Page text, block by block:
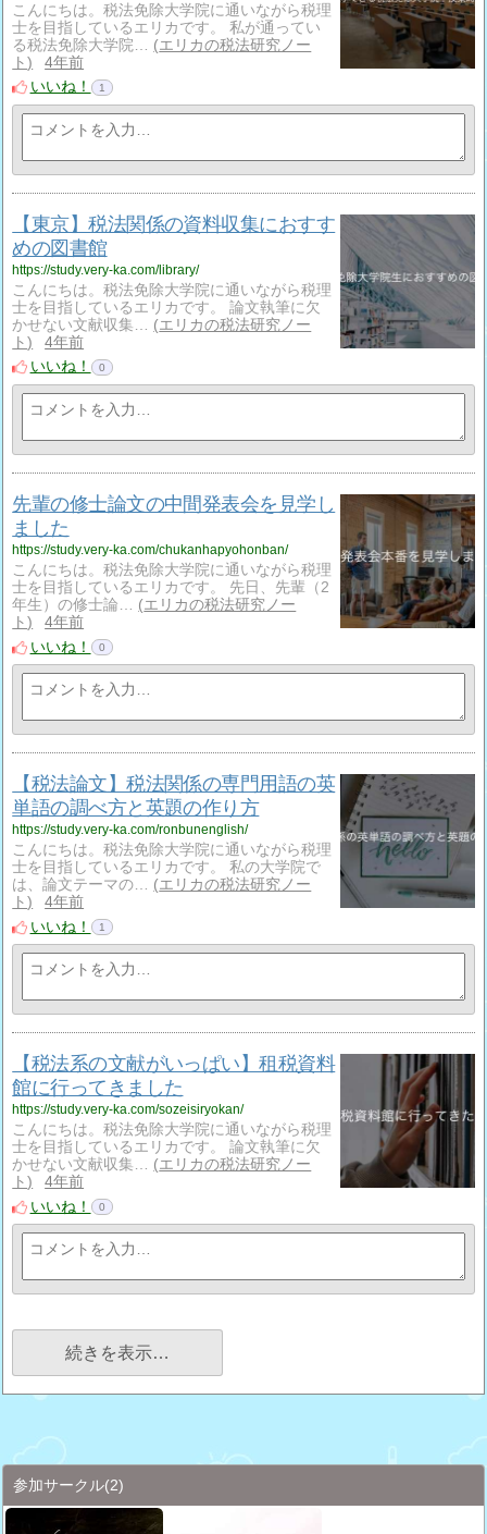
こんにちは。税法免除大学院に通いながら税理
士を目指しているエリカです。 私が通ってい
る税法免除大学院…
エリカの税法研究ノー
ト
4年前
いいね！
1
【東京】税法関係の資料収集におすす
めの図書館
https://study.very-ka.com/library/
こんにちは。税法免除大学院に通いながら税理
士を目指しているエリカです。 論文執筆に欠
かせない文献収集…
エリカの税法研究ノー
ト
4年前
いいね！
0
先輩の修士論文の中間発表会を見学し
ました
https://study.very-ka.com/chukanhapyohonban/
こんにちは。税法免除大学院に通いながら税理
士を目指しているエリカです。 先日、先輩（2
年生）の修士論…
エリカの税法研究ノー
ト
4年前
いいね！
0
【税法論文】税法関係の専門用語の英
単語の調べ方と英題の作り方
https://study.very-ka.com/ronbunenglish/
こんにちは。税法免除大学院に通いながら税理
士を目指しているエリカです。 私の大学院で
は、論文テーマの…
エリカの税法研究ノー
ト
4年前
いいね！
1
【税法系の文献がいっぱい】租税資料
館に行ってきました
https://study.very-ka.com/sozeisiryokan/
こんにちは。税法免除大学院に通いながら税理
士を目指しているエリカです。 論文執筆に欠
かせない文献収集…
エリカの税法研究ノー
ト
4年前
いいね！
0
続きを表示…
参加サークル(2)